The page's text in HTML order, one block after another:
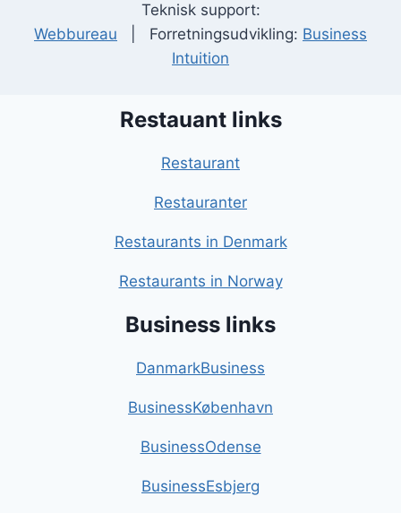
Teknisk support:
Webbureau | Forretningsudvikling: Business
Intuition
Restauant links
Restaurant
Restauranter
Restaurants in Denmark
Restaurants in Norway
Business links
DanmarkBusiness
BusinessKøbenhavn
BusinessOdense
BusinessEsbjerg